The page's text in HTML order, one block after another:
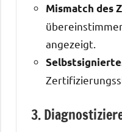
Mismatch des
angezeigt.
3.